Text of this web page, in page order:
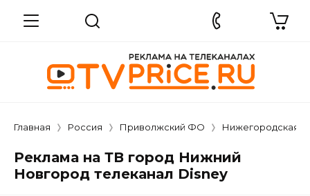
Главная Россия Приволжский ФО Нижегородская
Реклама на ТВ город Нижний
Новгород телеканал Disney